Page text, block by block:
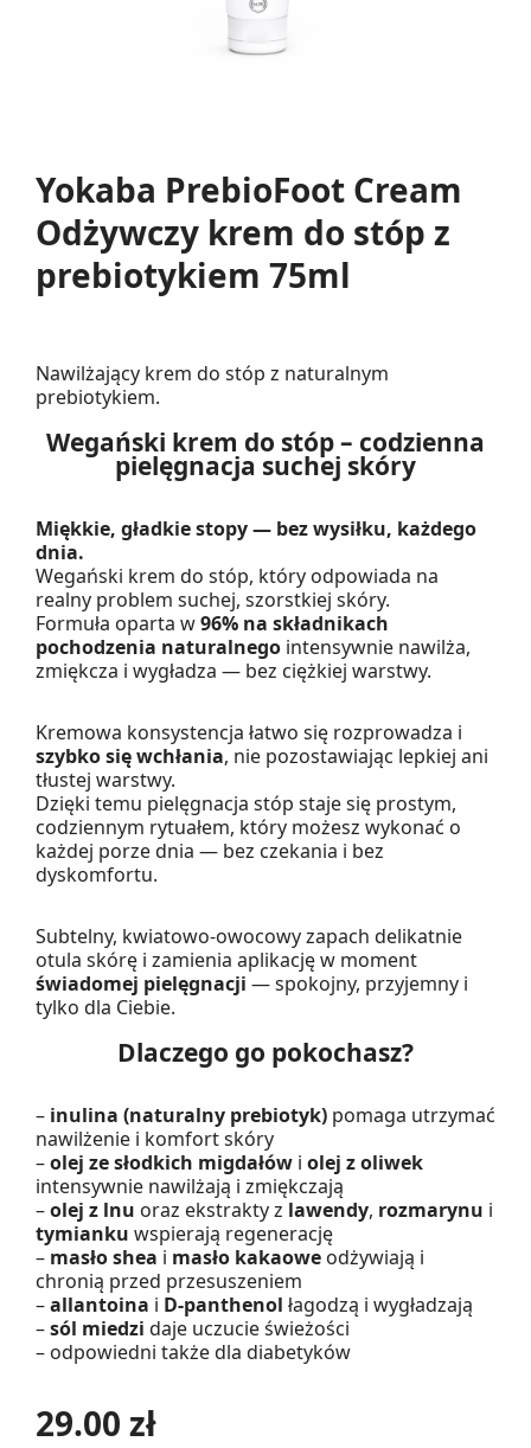
Yokaba PrebioFoot Cream
Odżywczy krem do stóp z
prebiotykiem 75ml
Nawilżający krem do stóp z naturalnym
prebiotykiem.
Wegański krem do stóp – codzienna
pielęgnacja suchej skóry
Miękkie, gładkie stopy — bez wysiłku, każdego
dnia.
Wegański krem do stóp, który odpowiada na
realny problem suchej, szorstkiej skóry.
Formuła oparta w96% na składnikach
pochodzenia naturalnegointensywnie nawilża,
zmiękcza i wygładza — bez ciężkiej warstwy.
Kremowa konsystencja łatwo się rozprowadza i
szybko się wchłania, nie pozostawiając lepkiej ani
tłustej warstwy.
Dzięki temu pielęgnacja stóp staje się prostym,
codziennym rytuałem, który możesz wykonać o
każdej porze dnia — bez czekania i bez
dyskomfortu.
Subtelny, kwiatowo-owocowy zapach delikatnie
otula skórę i zamienia aplikację w moment
świadomej pielęgnacji — spokojny, przyjemny i
tylko dla Ciebie.
Dlaczego go pokochasz?
– inulina (naturalny prebiotyk)pomaga utrzymać
nawilżenie i komfort skóry
–olej ze słodkich migdałówi olej z oliwek
intensywnie nawilżają i zmiękczają
–olej z lnu oraz ekstrakty z lawendy, rozmarynu i
tymianku wspierają regenerację
– masło shea i masło kakaoweodżywiają i
chronią przed przesuszeniem
–allantoina i D-panthenol łagodzą i wygładzają
–sól miedzi daje uczucie świeżości
– odpowiedni także dla diabetyków
29.00 zł